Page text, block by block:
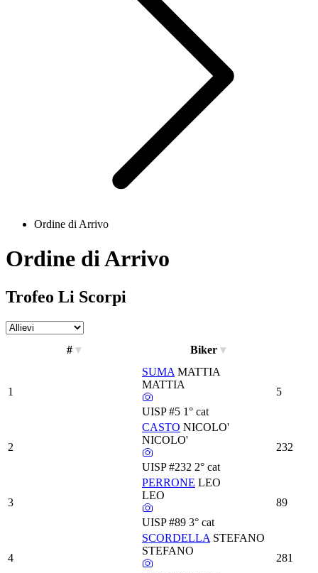
Ordine di Arrivo
Ordine di Arrivo
Trofeo Li Scorpi
# Biker
1
SUMA MATTIA
MATTIA
UISP #5 1° cat
5
2
CASTO NICOLO'
NICOLO'
UISP #232 2° cat
232
3
PERRONE LEO
LEO
UISP #89 3° cat
89
4
SCORDELLA STEFANO
STEFANO
281